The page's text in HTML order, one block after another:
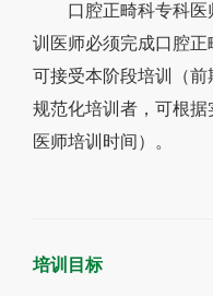
口腔正畸科专科
训医师必须完成口腔
可接受本阶段培训（前
规范化培训者，可根
医师培训时间）。
培训目标